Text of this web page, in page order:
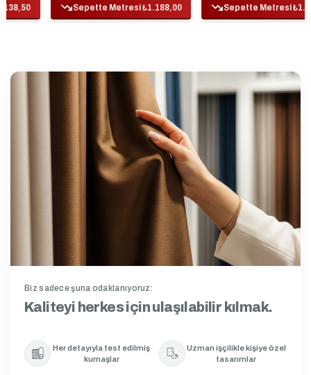
Sepette Metresi ₺1.188,00 Sepette Metresi ₺1.089,00
Biz sadece şuna odaklanıyoruz:
Kaliteyi herkes için ulaşılabilir kılmak.
Her detayıyla test edilmiş
kumaşlar
Uzman işçilikle kişiye özel
tasarımlar